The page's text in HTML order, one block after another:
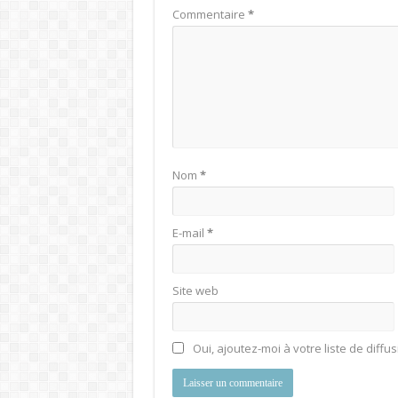
Commentaire *
Nom *
E-mail *
Site web
Oui, ajoutez-moi à votre liste de